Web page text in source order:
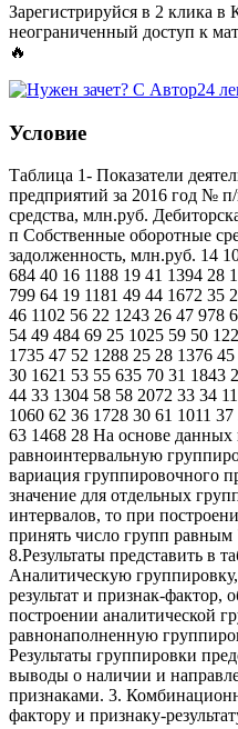
Зарегистрируйся в 2 клика в
неограниченный доступ к
🔥
Условие
Таблица 1- Показатели
предприятий за 2016 год №
средства, млн.руб.
п Собственные оборотные
задолженность, млн.руб. 14
684 40 16 1188 19 41 1394 28
799 64 19 1181 49 44 1672 35
46 1102 56 22 1243 26 47 978
54 49 484 69 25 1025 59 50
1735 47 52 1288 25 28 1376
30 1621 53 55 635 70 31 1843
44 33 1304 58 58 2072 33 34
1060 62 36 1728 30 61 1011
63 1468 28 На основе
равноинтервальную
вариация группировочного
значение для отдельных
интервалов, то при
принять число групп
8.Результаты представить в
Аналитическую
результат и признак-
построении аналитической
равнонаполненную
Результаты группировки
выводы о наличии и
признаками. 3.
фактору и признаку-